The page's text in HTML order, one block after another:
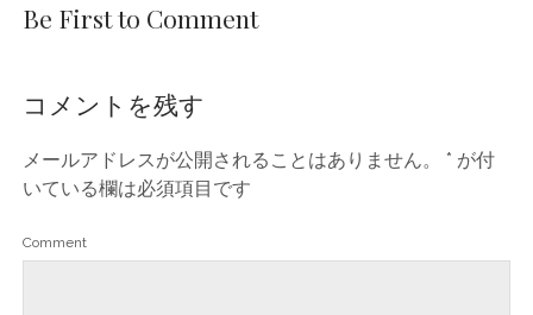
Be First to Comment
コメントを残す
メールアドレスが公開されることはありません。 * が付
いている欄は必須項目です
Comment